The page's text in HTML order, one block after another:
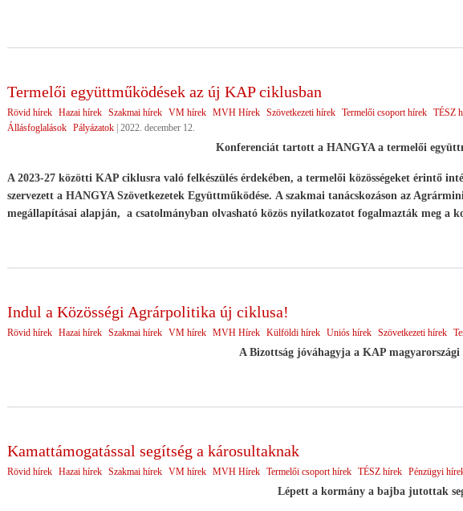
Termelői együttműködések az új KAP ciklusban
Rövid hírek Hazai hírek Szakmai hírek VM hírek MVH Hírek Szövetkezeti hírek Termelői csoport hírek TÉSZ
Állásfoglalások
Pályázatok | 2022. december 12.
Konferenciát tartott a HANGYA a termelői
A 2023-27 közötti KAP ciklusra való felkészülés érdekében, a termelői közösségeket érintő
szervezett a HANGYA Szövetkezetek Együttműködése. A szakmai tanácskozáson az
megállapításai alapján, a csatolmányban olvasható közös nyilatkozatot fogalmazták meg a
Indul a Közösségi Agrárpolitika új ciklusa!
Rövid hírek Hazai hírek Szakmai hírek VM hírek MVH Hírek Külföldi hírek Uniós hírek Szövetkezeti hírek
A Bizottság jóváhagyja a KAP
Kamattámogatással segítség a károsultaknak
Rövid hírek Hazai hírek Szakmai hírek VM hírek MVH Hírek Termelői csoport hírek TÉSZ hírek Pénzügyi
Lépett a kormány a bajba jutottak